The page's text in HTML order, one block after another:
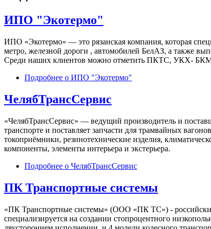
ИПО "Экотермо"
ИПО «Экотермо» — это рязанская компания, которая
метро, железной дороги , автомобилей БелАЗ, а также
Среди наших клиентов можно отметить ПКТС, УКХ-
Подробнее о ИПО "Экотермо"
ЧелябТрансСервис
«ЧелябТрансСервис» — ведущий производитель и
транспорте и поставляет запчасти для трамвайных
токоприёмники, резинотехнические изделия,
компоненты, элементы интерьера и экстерьера.
Подробнее о ЧелябТрансСервис
ПК Транспортные системы
«ПК Транспортные системы» (ООО «ПК ТС») - российский
специализируется на создании стопроцентного